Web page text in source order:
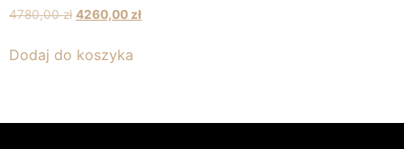
4780,00zł 4260,00zł
Dodaj do koszyka